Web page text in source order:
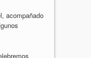
acompañado